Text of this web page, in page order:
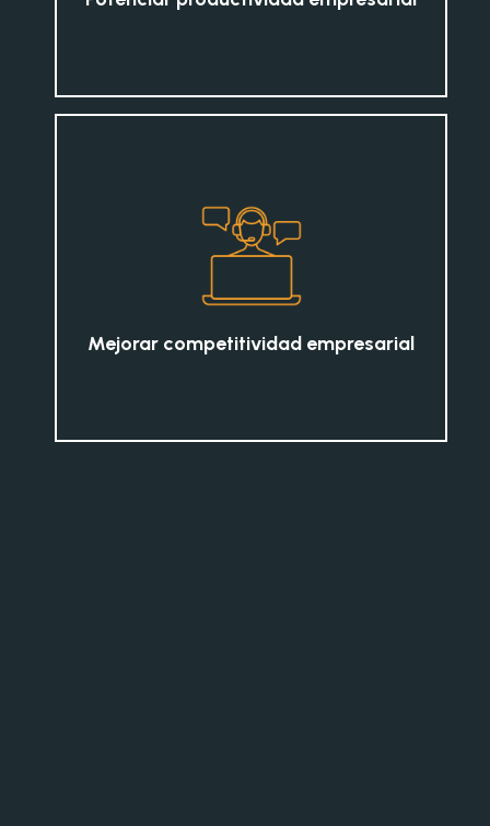
Mejorar competitividad empresarial